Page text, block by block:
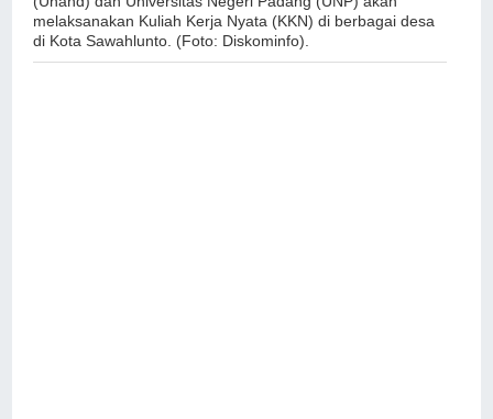
melaksanakan Kuliah Kerja Nyata (KKN) di berbagai desa
di Kota Sawahlunto. (Foto: Diskominfo).